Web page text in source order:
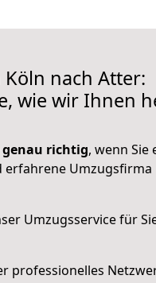
nach Atter:
wie wir Ihnen
genau richtig, wenn Sie
erfahrene Umzugsfirma
Umzugsservice für
professionelles